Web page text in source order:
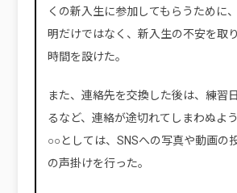
くの新入生に参加してもらうために
明だけではなく、新入生の不安を取
時間を設けた。
また、連絡先を交換した後は、練習
るなど、連絡が途切れてしまわぬよ
○○としては、SNSへの写真や動画の
の声掛けを行った。